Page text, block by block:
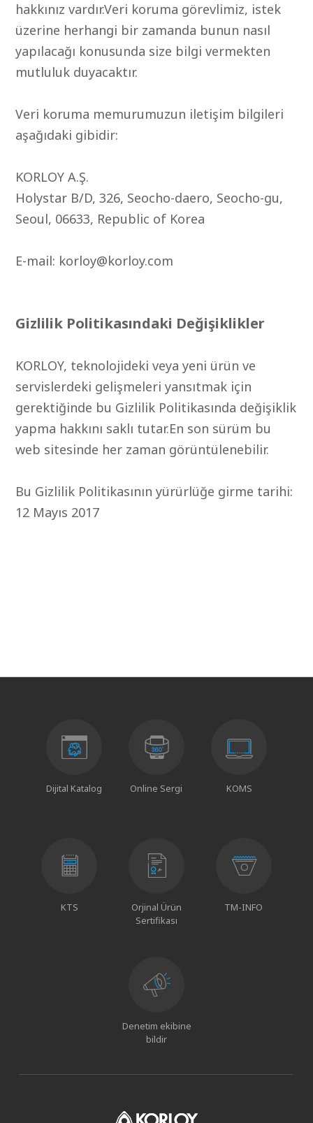
hakkınız vardır.Veri koruma görevlimiz, istek
üzerine herhangi bir zamanda bunun nasıl
yapılacağı konusunda size bilgi vermekten
mutluluk duyacaktır.
Veri koruma memurumuzun iletişim bilgileri
aşağıdaki gibidir:
KORLOY A.Ş.
Holystar B/D, 326, Seocho-daero, Seocho-gu,
Seoul, 06633, Republic of Korea
E-mail: korloy@korloy.com
Gizlilik Politikasındaki Değişiklikler
KORLOY, teknolojideki veya yeni ürün ve
servislerdeki gelişmeleri yansıtmak için
gerektiğinde bu Gizlilik Politikasında değişiklik
yapma hakkını saklı tutar.En son sürüm bu
web sitesinde her zaman görüntülenebilir.
Bu Gizlilik Politikasının yürürlüğe girme tarihi:
12 Mayıs 2017
Dijital Katalog Online Sergi KOMS
KTS
Orjinal Ürün
Sertifikası
TM-INFO
Denetim ekibine
bildir